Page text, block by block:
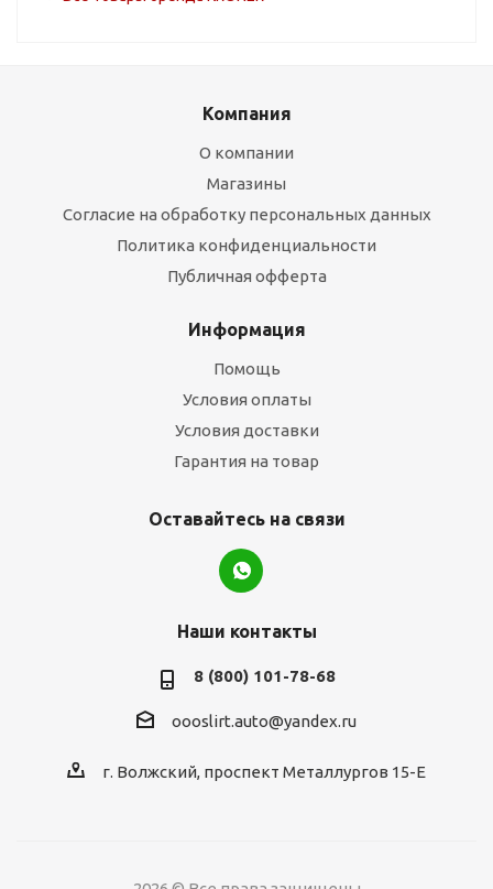
Компания
О компании
Магазины
Согласие на обработку персональных данных
Политика конфиденциальности
Публичная офферта
Информация
Помощь
Условия оплаты
Условия доставки
Гарантия на товар
Оставайтесь на связи
Наши контакты
8 (800) 101-78-68
oooslirt.auto@yandex.ru
г. Волжский, проспект Металлургов 15-Е